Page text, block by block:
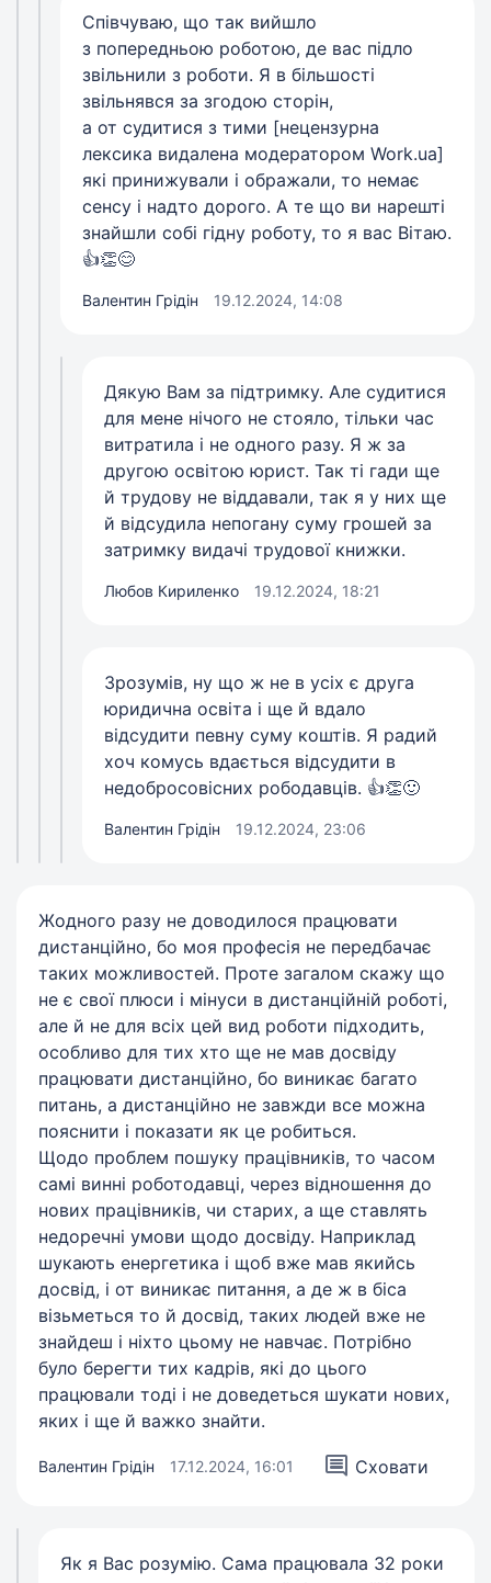
Співчуваю, що так вийшло
з попередньою роботою, де вас підло
звільнили з роботи. Я в більшості
звільнявся за згодою сторін,
а от судитися з тими [нецензурна
лексика видалена модератором Work.ua]
які принижували і ображали, то немає
сенсу і надто дорого. А те що ви нарешті
знайшли собі гідну роботу, то я вас Вітаю.
👍👏😊
Валентин Грідін 19.12.2024, 14:08
Дякую Вам за підтримку. Але судитися
для мене нічого не стояло, тільки час
витратила і не одного разу. Я ж за
другою освітою юрист. Так ті гади ще
й трудову не віддавали, так я у них ще
й відсудила непогану суму грошей за
затримку видачі трудової книжки.
Любов Кириленко 19.12.2024, 18:21
Зрозумів, ну що ж не в усіх є друга
юридична освіта і ще й вдало
відсудити певну суму коштів. Я радий
хоч комусь вдається відсудити в
недобросовісних рободавців. 👍👏🙂
Валентин Грідін 19.12.2024, 23:06
Жодного разу не доводилося працювати
дистанційно, бо моя професія не передбачає
таких можливостей. Проте загалом скажу що
не є свої плюси і мінуси в дистанційній роботі,
але й не для всіх цей вид роботи підходить,
особливо для тих хто ще не мав досвіду
працювати дистанційно, бо виникає багато
питань, а дистанційно не завжди все можна
пояснити і показати як це робиться.
Щодо проблем пошуку працівників, то часом
самі винні роботодавці, через відношення до
нових працівників, чи старих, а ще ставлять
недоречні умови щодо досвіду. Наприклад
шукають енергетика і щоб вже мав якийсь
досвід, і от виникає питання, а де ж в біса
візьметься то й досвід, таких людей вже не
знайдеш і ніхто цьому не навчає. Потрібно
було берегти тих кадрів, які до цього
працювали тоді і не доведеться шукати нових,
яких і ще й важко знайти.
Валентин Грідін 17.12.2024, 16:01 Сховати
Як я Вас розумію. Сама працювала 32 роки